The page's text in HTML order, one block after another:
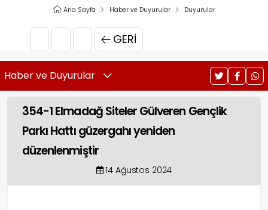
Ana Sayfa Haber ve Duyurular Duyurular
GERI
Haber ve Duyurular
354-1 Elmadağ Siteler Gülveren Gençlik
Parkı Hattı güzergahı yeniden
düzenlenmiştir
14 Ağustos 2024